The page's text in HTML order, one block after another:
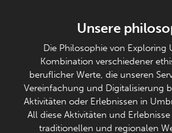
Unsere
Die Philosophie von Exploring
Kombination verschiedener
beruflicher Werte, die unseren
Vereinfachung und Digitalisierung
Aktivitäten oder Erlebnissen in
All diese Aktivitäten und
traditionellen und regionalen